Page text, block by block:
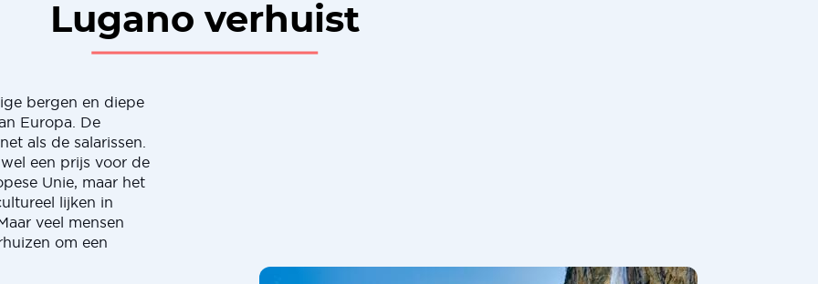
Lugano verhuist
bergen en diepe
Europa. De
als de salarissen.
een prijs voor de
Unie, maar het
lijken in
veel mensen
om een